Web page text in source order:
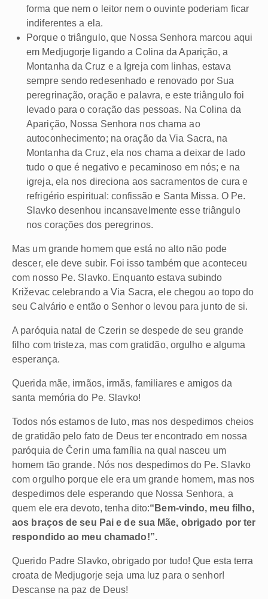
forma que nem o leitor nem o ouvinte poderiam ficar
indiferentes a ela.
Porque o triângulo, que Nossa Senhora marcou aqui
em Medjugorje ligando a Colina da Aparição, a
Montanha da Cruz e a Igreja com linhas, estava
sempre sendo redesenhado e renovado por Sua
peregrinação, oração e palavra, e este triângulo foi
levado para o coração das pessoas. Na Colina da
Aparição, Nossa Senhora nos chama ao
autoconhecimento; na oração da Via Sacra, na
Montanha da Cruz, ela nos chama a deixar de lado
tudo o que é negativo e pecaminoso em nós; e na
igreja, ela nos direciona aos sacramentos de cura e
refrigério espiritual: confissão e Santa Missa. O Pe.
Slavko desenhou incansavelmente esse triângulo
nos corações dos peregrinos.
Mas um grande homem que está no alto não pode
descer, ele deve subir. Foi isso também que aconteceu
com nosso Pe. Slavko. Enquanto estava subindo
Križevac celebrando a Via Sacra, ele chegou ao topo do
seu Calvário e então o Senhor o levou para junto de si.
A paróquia natal de Czerin se despede de seu grande
filho com tristeza, mas com gratidão, orgulho e alguma
esperança.
Querida mãe, irmãos, irmãs, familiares e amigos da
santa memória do Pe. Slavko!
Todos nós estamos de luto, mas nos despedimos cheios
de gratidão pelo fato de Deus ter encontrado em nossa
paróquia de Čerin uma família na qual nasceu um
homem tão grande. Nós nos despedimos do Pe. Slavko
com orgulho porque ele era um grande homem, mas nos
despedimos dele esperando que Nossa Senhora, a
quem ele era devoto, tenha dito:“Bem-vindo, meu filho,
aos braços de seu Pai e de sua Mãe, obrigado por ter
respondido ao meu chamado!”.
Querido Padre Slavko, obrigado por tudo! Que esta terra
croata de Medjugorje seja uma luz para o senhor!
Descanse na paz de Deus!